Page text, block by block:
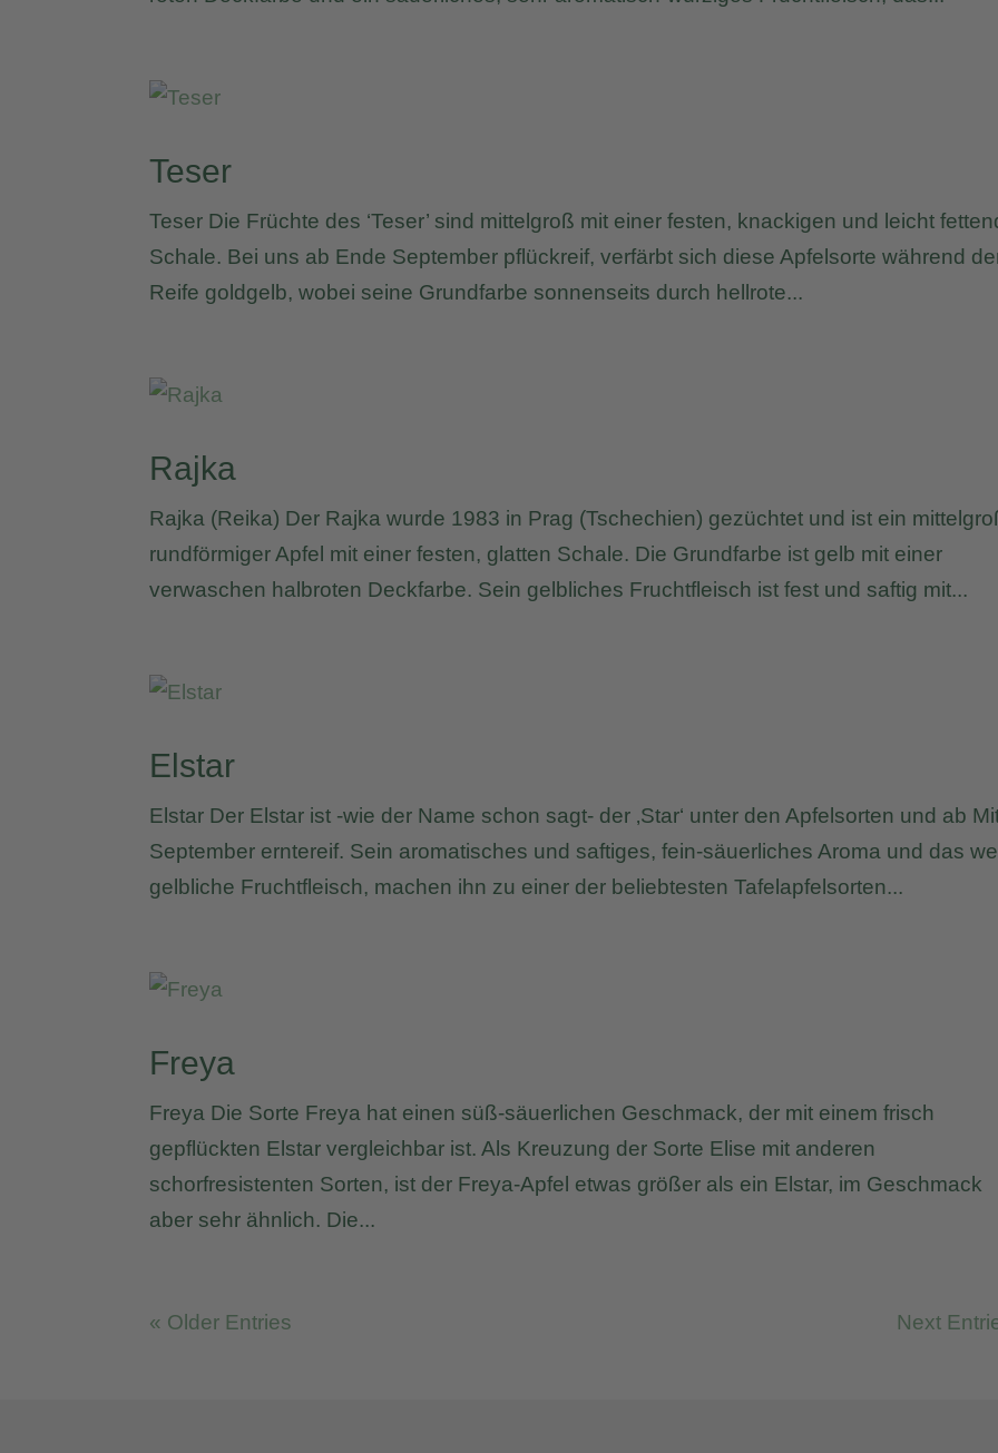
Teser
Teser Die Früchte des ‘Teser’ sind mittelgroß mit einer festen, knackigen und leicht
Schale. Bei uns ab Ende September pflückreif, verfärbt sich diese Apfelsorte während
Reife goldgelb, wobei seine Grundfarbe sonnenseits durch hellrote...
Rajka
Rajka (Reika) Der Rajka wurde 1983 in Prag (Tschechien) gezüchtet und ist ein
rundförmiger Apfel mit einer festen, glatten Schale. Die Grundfarbe ist gelb mit einer
verwaschen halbroten Deckfarbe. Sein gelbliches Fruchtfleisch ist fest und saftig mit...
Elstar
Elstar Der Elstar ist -wie der Name schon sagt- der ‚Star‘ unter den Apfelsorten und ab
September erntereif. Sein aromatisches und saftiges, fein-säuerliches Aroma und das
gelbliche Fruchtfleisch, machen ihn zu einer der beliebtesten Tafelapfelsorten...
Freya
Freya Die Sorte Freya hat einen süß-säuerlichen Geschmack, der mit einem frisch
gepflückten Elstar vergleichbar ist. Als Kreuzung der Sorte Elise mit anderen
schorfresistenten Sorten, ist der Freya-Apfel etwas größer als ein Elstar, im Geschmack
aber sehr ähnlich. Die...
« Older Entries Next